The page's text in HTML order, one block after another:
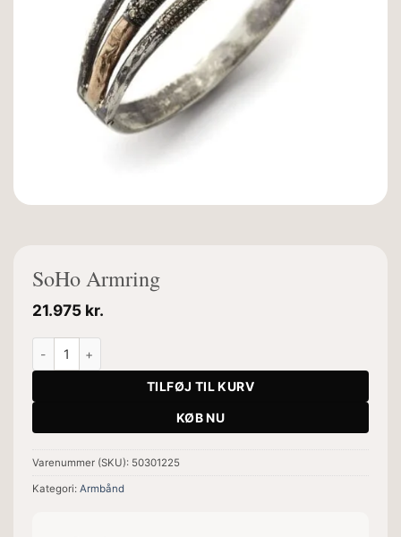
SoHo Armring
21.975 kr.
SoHo Armring antal
TILFØJ TIL KURV
KØB NU
Varenummer (SKU): 50301225
Kategori: Armbånd